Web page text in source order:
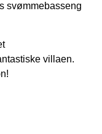
svømmebasseng
villaen.